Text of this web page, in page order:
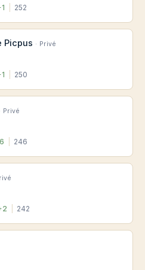
252
Picpus · Privé
250
· Privé
246
242